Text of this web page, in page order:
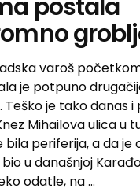
postala
varoš
je potpuno
Teško je tako danas i
Mihailova ulica u
bila periferija, a da je
u današnjoj
odatle, na